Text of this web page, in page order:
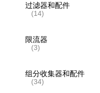
过滤器和配件
(14)
限流器
(3)
组分收集器和配件
(34)